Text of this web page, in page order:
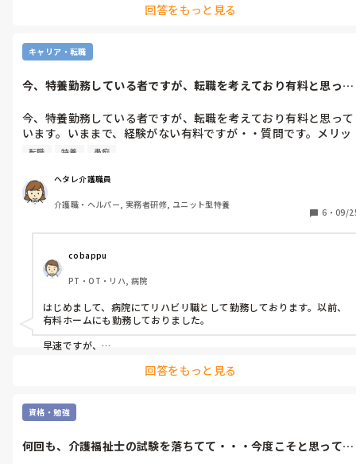
回答をもっと見る
キャリア・転職
今、特養勤務している者ですが、転職を考えており有料と思って
今、特養勤務している者ですが、転職を考えており有料と思って
います。いままで、経験がない有料ですが・・質問です。メリッ
ト・デメリットを教えて頂けませんでしょうか？あと、一日の仕
転職 特養 愚痴
ヘタレ介護職員
介護職・ヘルパー, 実務者研修, ユニット型特養
6 ・ 09/
cobappu
PT・OT・リハ, 病院
はじめまして、病院にてリハビリ職として勤務しております。以前、
有料ホームにも勤務しておりました。
早速ですが、
メリット→介護度は各々、話せる方もたくさんいらっしゃるので、
デメリット→サービス性が強いので、合う合わないが生じやすい。
施設によっても異なりますが、負担費用がそれなりになるので、御
回答をもっと見る
資格・勉強
何回も、介護福祉士の試験を落ちてて・・・今度こそと思ってる